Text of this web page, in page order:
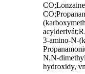
3-amino-N-
N,N-
hydroxidy,